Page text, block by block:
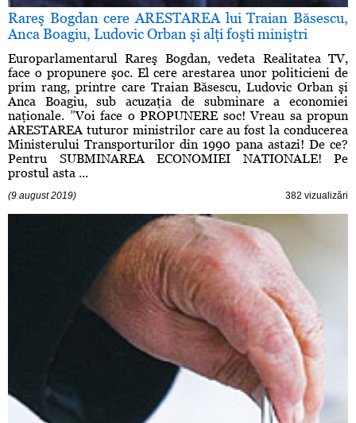
Rareş Bogdan cere ARESTAREA lui Traian Băsescu,
Anca Boagiu, Ludovic Orban şi alţi foşti miniştri
Europarlamentarul Rareş Bogdan, vedeta Realitatea TV,
face o propunere şoc. El cere arestarea unor politicieni de
prim rang, printre care Traian Băsescu, Ludovic Orban şi
Anca Boagiu, sub acuzaţia de subminare a economiei
naţionale. ”Voi face o PROPUNERE soc! Vreau sa propun
ARESTAREA tuturor ministrilor care au fost la conducerea
Ministerului Transporturilor din 1990 pana astazi! De ce?
Pentru SUBMINAREA ECONOMIEI NATIONALE! Pe
prostul asta ...
(9 august 2019) 382 vizualizări